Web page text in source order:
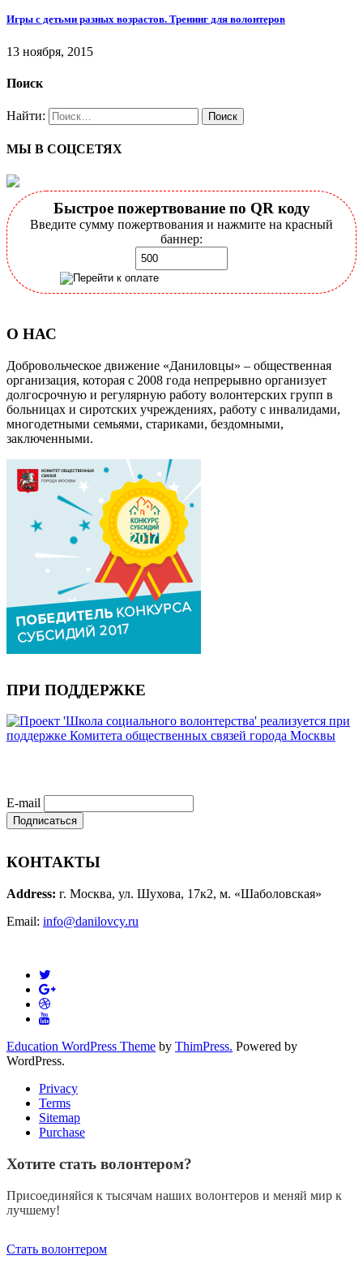
Игры с детьми разных возрастов. Тренинг для волонтеров
13 ноября, 2015
Поиск
Найти:
МЫ В СОЦСЕТЯХ
Быстрое пожертвование по QR коду
Введите сумму пожертвования и нажмите на красный
баннер:
О НАС
Добровольческое движение «Даниловцы» – общественная
организация, которая с 2008 года непрерывно организует
долгосрочную и регулярную работу волонтерских групп в
больницах и сиротских учреждениях, работу с инвалидами,
многодетными семьями, стариками, бездомными,
заключенными.
ПРИ ПОДДЕРЖКЕ
E-mail
КОНТАКТЫ
Address: г. Москва, ул. Шухова, 17к2, м. «Шаболовская»
Email: info@danilovcy.ru
Education WordPress Theme by ThimPress. Powered by
WordPress.
Privacy
Terms
Sitemap
Purchase
Хотите стать волонтером?
Присоединяйся к тысячам наших волонтеров и меняй мир к
лучшему!
Стать волонтером